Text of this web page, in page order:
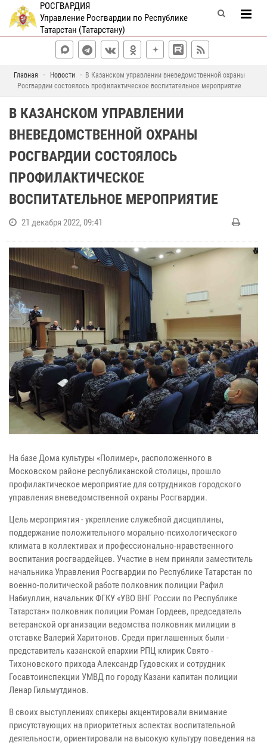
РОСГВАРДИЯ
Управление Росгвардии по Республике
Татарстан (Татарстану)
Главная Новости
В Казанском управлении вневедомственной охраны
Росгвардии состоялось профилактическое воспитательное мероприятие
В КАЗАНСКОМ УПРАВЛЕНИИ
ВНЕВЕДОМСТВЕННОЙ ОХРАНЫ
РОСГВАРДИИ СОСТОЯЛОСЬ
ПРОФИЛАКТИЧЕСКОЕ
ВОСПИТАТЕЛЬНОЕ МЕРОПРИЯТИЕ
21 декабря 2022, 09:41
На базе Дома культуры «Полимер», расположенного в
Московском районе республиканской столицы, прошло
профилактическое мероприятие для сотрудников городского
управления вневедомственной охраны Росгвардии.
Цель мероприятия - укрепление служебной дисциплины,
поддержание положительного морально-психологического
климата в коллективах и профессионально-нравственного
воспитания росгвардейцев. Участие в нем приняли заместитель
начальника Управления Росгвардии по Республике Татарстан по
военно-политической работе полковник полиции Рафил
Набиуллин, начальник ФГКУ «УВО ВНГ России по Республике
Татарстан» полковник полиции Роман Гордеев, председатель
ветеранской организации ведомства полковник милиции в
отставке Валерий Харитонов. Среди приглашенных были -
представитель казанской епархии РПЦ клирик Свято -
Тихоновского прихода Александр Гудовских и сотрудник
Госавтоинспекции УМВД по городу Казани капитан полиции
Ленар Гильмутдинов.
В своих выступлениях спикеры акцентировали внимание
присутствующих на приоритетных аспектах воспитательной
деятельности, ориентировали на высокую культуру поведения на